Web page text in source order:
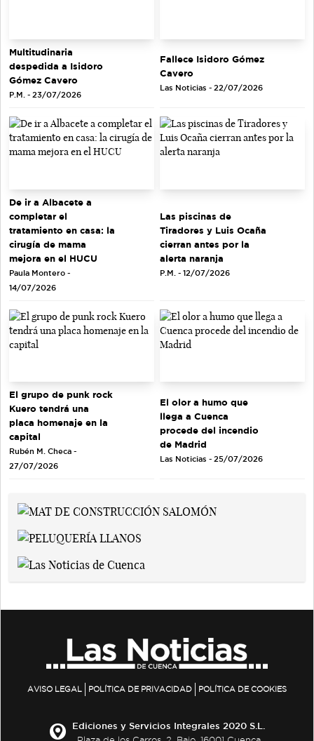
Multitudinaria
despedida a Isidoro
Gómez Cavero
P.M. - 23/07/2026
Fallece Isidoro Gómez
Cavero
Las Noticias - 22/07/2026
De ir a Albacete a
completar el
tratamiento en casa: la
cirugía de mama
mejora en el HUCU
Paula Montero -
14/07/2026
Las piscinas de
Tiradores y Luis Ocaña
cierran antes por la
alerta naranja
P.M. - 12/07/2026
El grupo de punk rock
Kuero tendrá una
placa homenaje en la
capital
Rubén M. Checa -
27/07/2026
El olor a humo que
llega a Cuenca
procede del incendio
de Madrid
Las Noticias - 25/07/2026
AVISO LEGAL POLÍTICA DE PRIVACIDAD POLÍTICA DE COOKIES
Ediciones y Servicios Integrales 2020 S.L.